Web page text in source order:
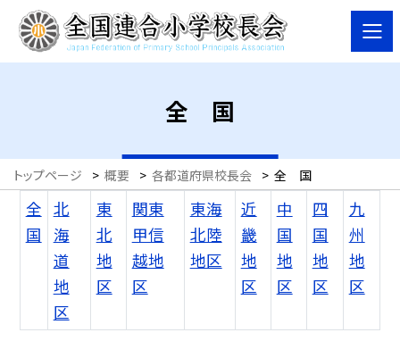
全 国
トップページ > 概要 > 各都道府県校長会 > 全 国
全
国
北
海
道
地
区
東
北
地
区
関東
甲信
越地
区
東海
北陸
地区
近
畿
地
区
中
国
地
区
四
国
地
区
九
州
地
区